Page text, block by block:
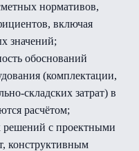
нормативов,
включая
значений;
обоснований
(комплектации,
складских затрат) в
расчётом;
решений с проектными
конструктивным